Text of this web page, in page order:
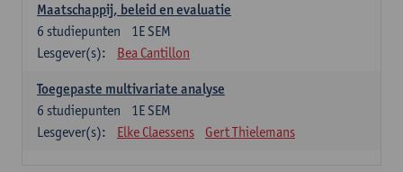
Maatschappij, beleid en evaluatie
1E SEM
6 studiepunten
Lesgever(s):
Bea Cantillon
Toegepaste multivariate analyse
1E SEM
6 studiepunten
Lesgever(s):
Elke Claessens Gert Thielemans